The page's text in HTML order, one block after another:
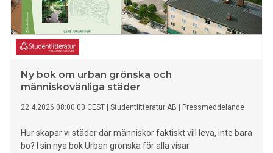
Ny bok om urban grönska och
människovänliga städer
22.4.2026 08:00:00 CEST Studentlitteratur AB Pressmeddelande
Hur skapar vi städer där människor faktiskt vill leva, inte bara
bo? I sin nya bok Urban grönska för alla visar